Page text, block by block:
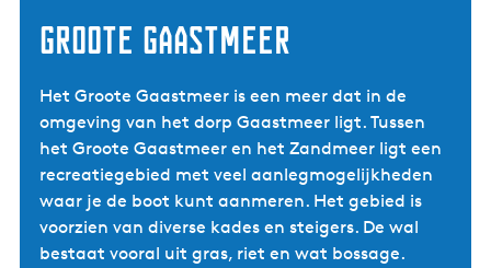
Groote Gaastmeer
Het Groote Gaastmeer is een meer dat in de
omgeving van het dorp Gaastmeer ligt. Tussen
het Groote Gaastmeer en het Zandmeer ligt een
recreatiegebied met veel aanlegmogelijkheden
waar je de boot kunt aanmeren. Het gebied is
voorzien van diverse kades en steigers. De wal
bestaat vooral uit gras, riet en wat bossage.